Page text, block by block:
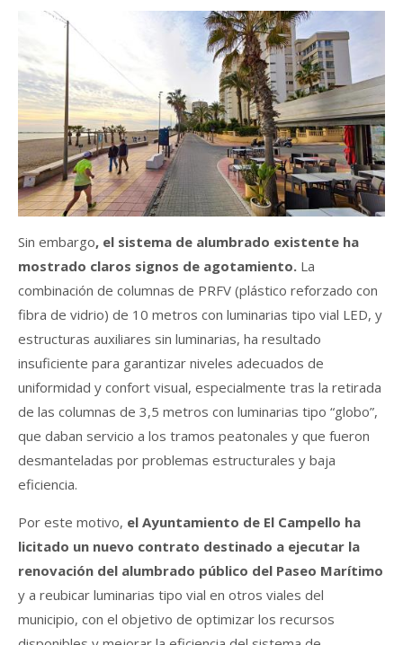
Sin embargo, el sistema de alumbrado existente ha
mostrado claros signos de agotamiento. La
combinación de columnas de PRFV (plástico reforzado con
fibra de vidrio) de 10 metros con luminarias tipo vial LED, y
estructuras auxiliares sin luminarias, ha resultado
insuficiente para garantizar niveles adecuados de
uniformidad y confort visual, especialmente tras la retirada
de las columnas de 3,5 metros con luminarias tipo “globo”,
que daban servicio a los tramos peatonales y que fueron
desmanteladas por problemas estructurales y baja
eficiencia.
Por este motivo, el Ayuntamiento de El Campello ha
licitado un nuevo contrato destinado a ejecutar la
renovación del alumbrado público del Paseo Marítimo
y a reubicar luminarias tipo vial en otros viales del
municipio, con el objetivo de optimizar los recursos